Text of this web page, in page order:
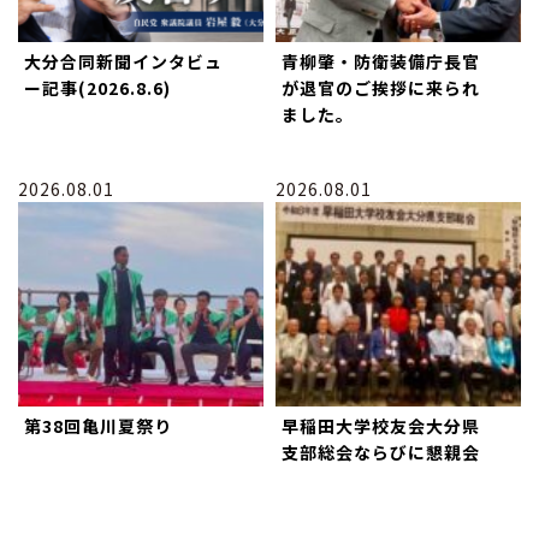
大分合同新聞インタビュ
ー記事(2026.8.6)
青柳肇・防衛装備庁長官
が退官のご挨拶に来られ
ました。
2026.08.01
第38回亀川夏祭り
2026.08.01
早稲田大学校友会大分県
支部総会ならびに懇親会